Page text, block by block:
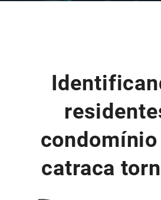
catraca